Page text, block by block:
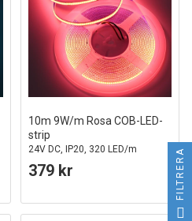
10m 9W/m Rosa COB-LED-
strip
24V DC, IP20, 320 LED/m
379 kr FILTRERA